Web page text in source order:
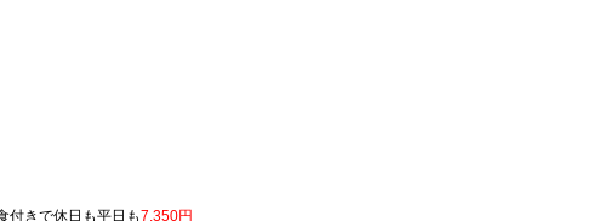
きで休日も平日も7,350円